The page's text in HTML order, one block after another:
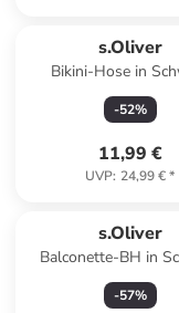
s.Oliver
Bikini-Hose in
-52%
11,99 €
UVP: 24,99 €*
s.Oliver
Balconette-BH in
-57%